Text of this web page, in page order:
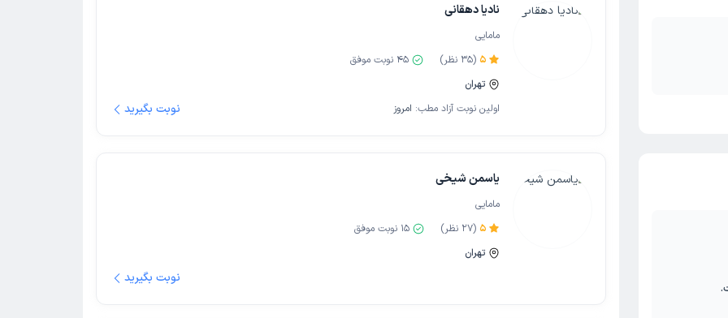
نادیا دهقانی
مامایی
5
(
35 نظر) 45 نوبت موفق
تهران
اولین نوبت آزاد مطب: امروز نوبت بگیرید
یاسمن شیخی
مامایی
5
(
27 نظر) 15 نوبت موفق
تهران
نوبت بگیرید